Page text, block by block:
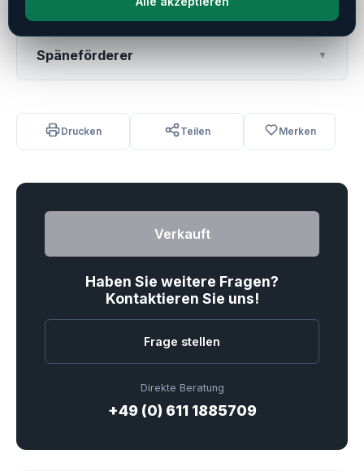
Werkzeugvermessung
Späneförderer ▼
Drucken Teilen Merken
Verkauft
Haben Sie weitere Fragen?
Kontaktieren Sie uns!
Frage stellen
Direkte Beratung
+49 (0) 611 1885709